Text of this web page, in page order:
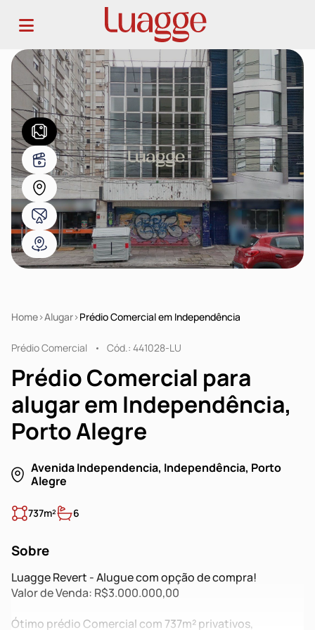
Home Alugar Prédio Comercial em Independência
Prédio Comercial Cód.: 441028-LU
Prédio Comercial para
alugar em Independência,
Porto Alegre
Avenida Independencia, Independência, Porto
Alegre
737m² 6
Sobre
Luagge Revert - Alugue com opção de compra!
Valor de Venda: R$3.000.000,00
Ótimo prédio Comercial com 737m² privativos,